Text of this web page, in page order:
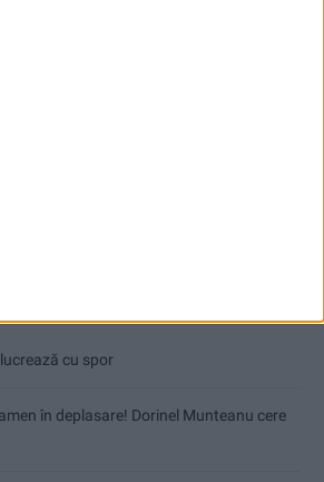
cu spor
în deplasare! Dorinel Munteanu cere